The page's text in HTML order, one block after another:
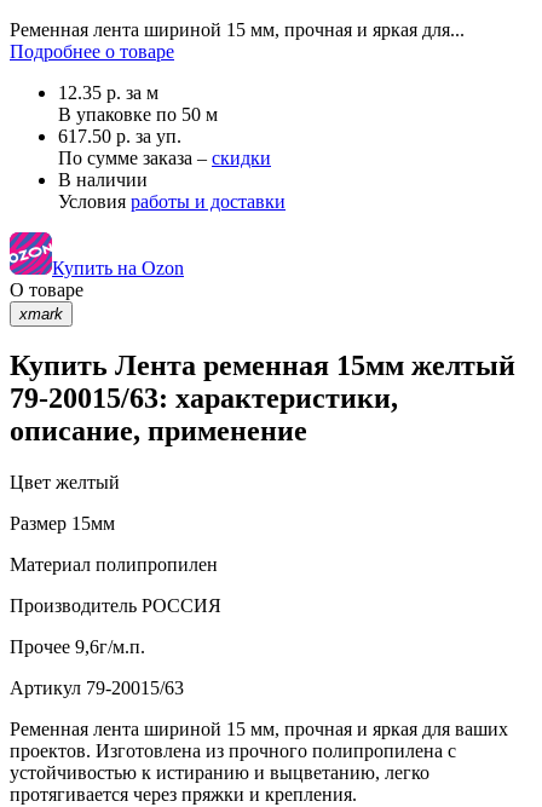
Ременная лента шириной 15 мм, прочная и яркая для...
Подробнее о товаре
12.35 р. за м
В упаковке по 50 м
617.50 р. за уп.
По сумме заказа – скидки
В наличии
Условия работы и доставки
Купить на Ozon
О товаре
xmark
Купить Лента ременная 15мм желтый
79-20015/63: характеристики,
описание, применение
Цвет желтый
Размер 15мм
Материал полипропилен
Производитель РОССИЯ
Прочее 9,6г/м.п.
Артикул 79-20015/63
Ременная лента шириной 15 мм, прочная и яркая для ваших
проектов. Изготовлена из прочного полипропилена с
устойчивостью к истиранию и выцветанию, легко
протягивается через пряжки и крепления.